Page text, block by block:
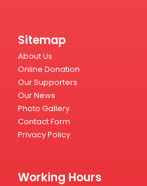
Sitemap
About Us
Online Donation
Our Supporters
Our News
Photo Gallery
Contact Form
Privacy Policy
Working Hours